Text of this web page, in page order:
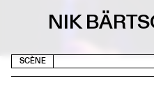
NIK
SCÈNE